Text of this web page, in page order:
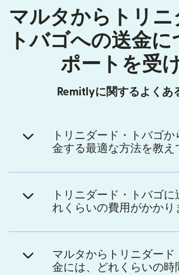
マルタからトリニ
トバゴへの送金
ポートを受
Remitlyに関するよくあ
トリニダード・トバゴか
金する最適な方法を教え
トリニダード・トバゴ
れくらいの費用がかかり
マルタからトリニダード
金には、どれくらいの時